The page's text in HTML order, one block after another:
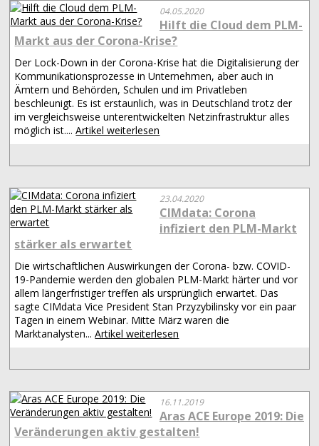
04.05.2020
Hilft die Cloud dem PLM-
Markt aus der Corona-Krise?
Der Lock-Down in der Corona-Krise hat die Digitalisierung der
Kommunikationsprozesse in Unternehmen, aber auch in
Ämtern und Behörden, Schulen und im Privatleben
beschleunigt. Es ist erstaunlich, was in Deutschland trotz der
im vergleichsweise unterentwickelten Netzinfrastruktur alles
möglich ist....Artikel weiterlesen
23.04.2020
CIMdata: Corona
infiziert den PLM-Markt
stärker als erwartet
Die wirtschaftlichen Auswirkungen der Corona- bzw. COVID-
19-Pandemie werden den globalen PLM-Markt härter und vor
allem längerfristiger treffen als ursprünglich erwartet. Das
sagte CIMdata Vice President Stan Przyzybilinsky vor ein paar
Tagen in einem Webinar. Mitte März waren die
Marktanalysten...Artikel weiterlesen
16.11.2019
Aras ACE Europe 2019: Die
Veränderungen aktiv gestalten!